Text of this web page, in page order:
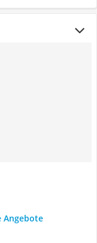
Angebote